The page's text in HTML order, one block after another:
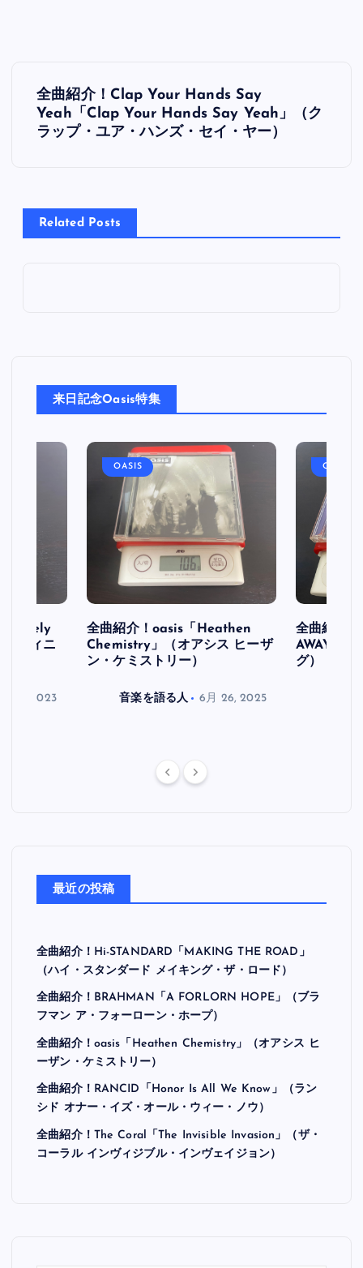
投
稿
ビ
ゲ
全曲紹介！Clap Your Hands Say
Yeah「Clap Your Hands Say Yeah」（ク
ラップ・ユア・ハンズ・セイ・ヤー）
Related Posts
来日記念Oasis特集
フィニ
30, 2023
OASIS
全曲紹介！oasis「Heathen
Chemistry」（オアシス ヒーザ
ン・ケミストリー）
音楽を語る人 6月 26, 2025
OASIS
全曲紹介
AWAY」
グ）
最近の投稿
全曲紹介！Hi-STANDARD「MAKING THE ROAD」
（ハイ・スタンダード メイキング・ザ・ロード）
全曲紹介！BRAHMAN「A FORLORN HOPE」（ブラ
フマン ア・フォーローン・ホープ）
全曲紹介！oasis「Heathen Chemistry」（オアシス ヒ
ーザン・ケミストリー）
全曲紹介！RANCID「Honor Is All We Know」（ラン
シド オナー・イズ・オール・ウィー・ノウ）
全曲紹介！The Coral「The Invisible Invasion」（ザ・
コーラル インヴィジブル・インヴェイジョン）